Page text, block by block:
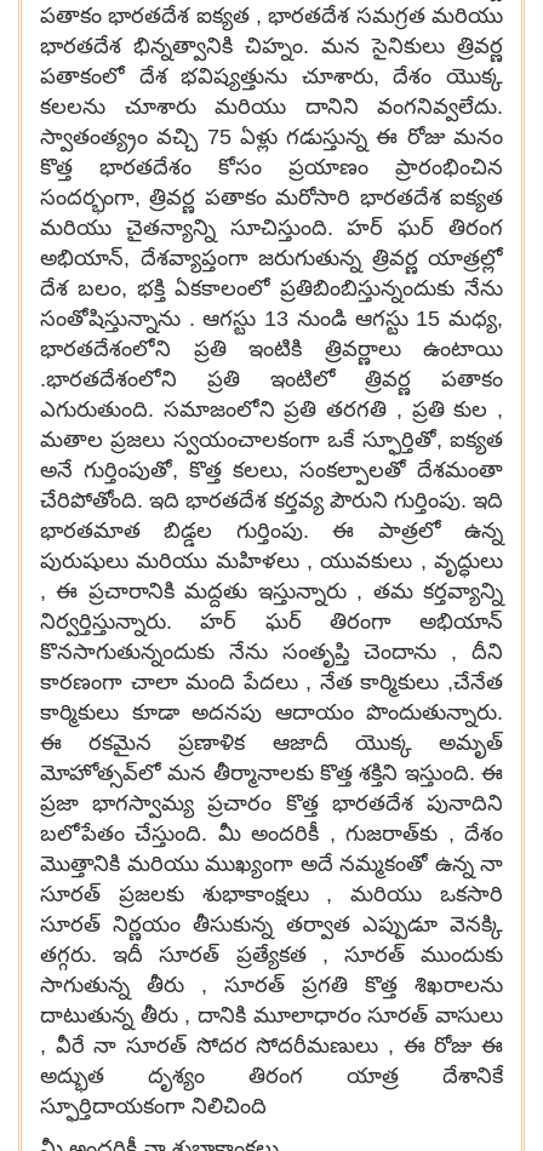
పతాకం భారతదేశ ఐక్యత , భారతదేశ సమగ్రత మరియు
భారతదేశ భిన్నత్వానికి చిహ్నం. మన సైనికులు త్రివర్ణ
పతాకంలో దేశ భవిష్యత్తును చూశారు, దేశం యొక్క
కలలను చూశారు మరియు దానిని వంగనివ్వలేదు.
స్వాతంత్య్రం వచ్చి 75 ఏళ్లు గడుస్తున్న ఈ రోజు మనం
కొత్త భారతదేశం కోసం ప్రయాణం ప్రారంభించిన
సందర్భంగా, త్రివర్ణ పతాకం మరోసారి భారతదేశ ఐక్యత
మరియు చైతన్యాన్ని సూచిస్తుంది. హర్ ఘర్ తిరంగ
అభియాన్, దేశవ్యాప్తంగా జరుగుతున్న త్రివర్ణ యాత్రల్లో
దేశ బలం, భక్తి ఏకకాలంలో ప్రతిబింబిస్తున్నందుకు నేను
సంతోషిస్తున్నాను . ఆగస్టు 13 నుండి ఆగస్టు 15 మధ్య,
భారతదేశంలోని ప్రతి ఇంటికి త్రివర్ణాలు ఉంటాయి
.భారతదేశంలోని ప్రతి ఇంటిలో త్రివర్ణ పతాకం
ఎగురుతుంది. సమాజంలోని ప్రతి తరగతి , ప్రతి కుల ,
మతాల ప్రజలు స్వయంచాలకంగా ఒకే స్ఫూర్తితో, ఐక్యత
అనే గుర్తింపుతో, కొత్త కలలు, సంకల్పాలతో దేశమంతా
చేరిపోతోంది. ఇది భారతదేశ కర్తవ్య పౌరుని గుర్తింపు. ఇది
భారతమాత బిడ్డల గుర్తింపు. ఈ పాత్రలో ఉన్న
పురుషులు మరియు మహిళలు , యువకులు , వృద్ధులు
, ఈ ప్రచారానికి మద్దతు ఇస్తున్నారు , తమ కర్తవ్యాన్ని
నిర్వర్తిస్తున్నారు. హర్ ఘర్ తిరంగా అభియాన్
కొనసాగుతున్నందుకు నేను సంతృప్తి చెందాను , దీని
కారణంగా చాలా మంది పేదలు , నేత కార్మికులు ,చేనేత
కార్మికులు కూడా అదనపు ఆదాయం పొందుతున్నారు.
ఈ రకమైన ప్రణాళిక ఆజాదీ యొక్క అమృత్
మోహోత్సవ్‌లో మన తీర్మానాలకు కొత్త శక్తిని ఇస్తుంది. ఈ
ప్రజా భాగస్వామ్య ప్రచారం కొత్త భారతదేశ పునాదిని
బలోపేతం చేస్తుంది. మీ అందరికీ , గుజరాత్‌కు , దేశం
మొత్తానికి మరియు ముఖ్యంగా అదే నమ్మకంతో ఉన్న నా
సూరత్ ప్రజలకు శుభాకాంక్షలు , మరియు ఒకసారి
సూరత్ నిర్ణయం తీసుకున్న తర్వాత ఎప్పుడూ వెనక్కి
తగ్గరు. ఇదీ సూరత్ ప్రత్యేకత , సూరత్ ముందుకు
సాగుతున్న తీరు , సూరత్ ప్రగతి కొత్త శిఖరాలను
దాటుతున్న తీరు , దానికి మూలాధారం సూరత్ వాసులు
, వీరే నా సూరత్ సోదర సోదరీమణులు , ఈ రోజు ఈ
అద్భుత దృశ్యం తిరంగ యాత్ర దేశానికే
స్ఫూర్తిదాయకంగా నిలిచింది